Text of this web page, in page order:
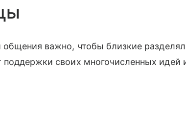
важно, чтобы близкие
своих многочисленных идей